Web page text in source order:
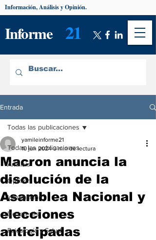
Informe 21
Información, Análisis y Opinión.
Entrada
Todas las publicaciones
Análisis
Opinión
Información
De interés
Psicología y Salud
Todas las publicaciones
Macron anuncia la
disolución de la
Asamblea Nacional y
elecciones
anticipadas
yamileinforme21
10 jun 2024 3 min de lectura